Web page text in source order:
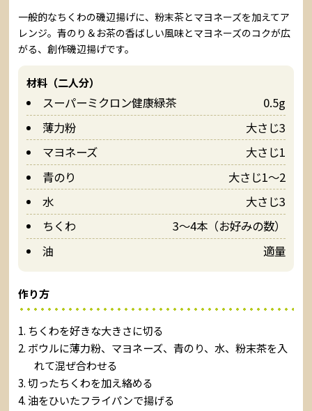
一般的なちくわの磯辺揚げに、粉末茶とマヨネーズを加えてア
レンジ。青のり＆お茶の香ばしい風味とマヨネーズのコクが広
がる、創作磯辺揚げです。
材料（二人分）
スーパーミクロン健康緑茶
0.5g
薄力粉
大さじ3
マヨネーズ
大さじ1
青のり
大さじ1～2
水
大さじ3
ちくわ
3～4本（お好みの数）
油
適量
作り方
ちくわを好きな大きさに切る
ボウルに薄力粉、マヨネーズ、青のり、水、粉末茶を入
れて混ぜ合わせる
切ったちくわを加え絡める
油をひいたフライパンで揚げる